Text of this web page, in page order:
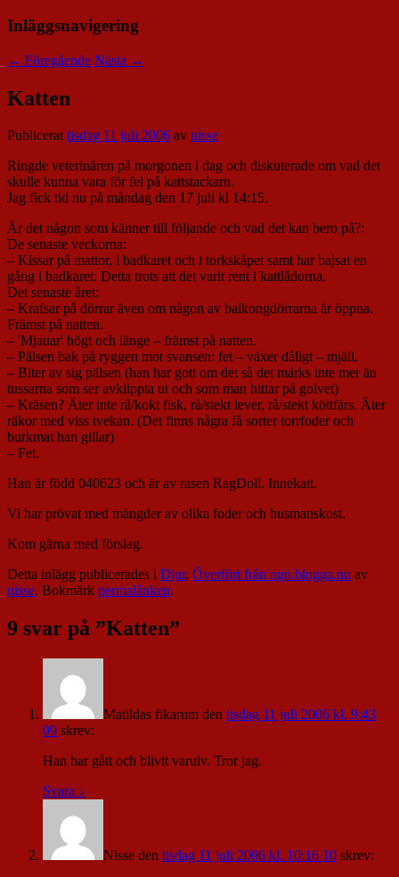
Inläggsnavigering
← Föregående Nästa →
Katten
Publicerattisdag 11 juli 2006 av nisse
Ringde veterinären på morgonen i dag och diskuterade om vad det
skulle kunna vara för fel på kattstackarn.
Jag fick tid nu på måndag den 17 juli kl 14:15.
Är det någon som känner till följande och vad det kan bero på?:
De senaste veckorna:
– Kissar på mattor, i badkaret och i torkskåpet samt har bajsat en
gång i badkaret. Detta trots att det varit rent i kattlådorna.
Det senaste året:
– Krafsar på dörrar även om någon av balkongdörrarna är öppna.
Främst på natten.
– 'Mjauar' högt och länge – främst på natten.
– Pälsen bak på ryggen mot svansen: fet – växer dåligt – mjäll.
– Biter av sig pälsen (han har gott om det så det märks inte mer än
tussarna som ser avklippta ut och som man hittar på golvet)
– Kräsen? Äter inte rå/kokt fisk, rå/stekt lever, rå/stekt köttfärs. Äter
räkor med viss tvekan. (Det finns några få sorter torrfoder och
burkmat han gillar)
– Fet.
Han är född 040623 och är av rasen RagDoll. Innekatt.
Vi har prövat med mängder av olika foder och husmanskost.
Kom gärna med förslag.
Detta inlägg publicerades i Djur, Överfört från ngn.blogga.nu av
nisse. Bokmärk permalänken.
9 svar på ”Katten”
Matildas fikarum den tisdag 11 juli 2006 kl. 9:43
09 skrev:
Han har gått och blivit varulv. Tror jag.
Svara ↓
Nisse den tisdag 11 juli 2006 kl. 10:16 10 skrev: